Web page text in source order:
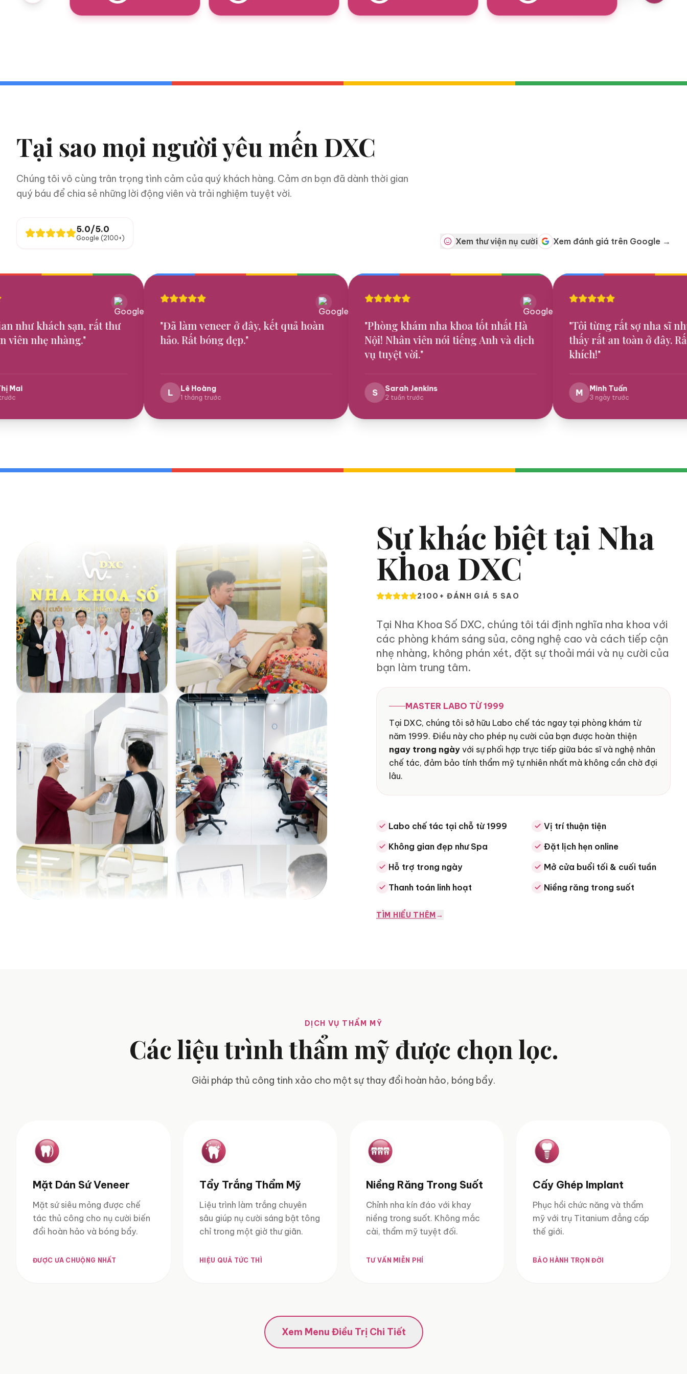
Tại sao mọi người yêu mến DXC
Chúng tôi vô cùng trân trọng tình cảm của quý khách hàng. Cảm ơn bạn đã dành thời gian
quý báu để chia sẻ những lời động viên và trải nghiệm tuyệt vời.
5.0/5.0
Google (2100+) Xem thư viện nụ cười Xem đánh giá trên Google →
rất thư
"
"Đã làm veneer ở đây, kết quả hoàn
hảo. Rất bóng đẹp."
"Phòng khám nha khoa tốt nhất Hà
Nội! Nhân viên nói tiếng Anh và dịch
Sarah Jenkins
"Tôi từng rất sợ nha sĩ nhưng cảm
thấy rất an toàn ở đây. Rất khuyến
Sự khác biệt tại Nha
Khoa DXC
2100+ ĐÁNH GIÁ 5 SAO
Tại Nha Khoa Số DXC, chúng tôi tái định nghĩa nha khoa với
các phòng khám sáng sủa, công nghệ cao và cách tiếp cận
nhẹ nhàng, không phán xét, đặt sự thoải mái và nụ cười của
bạn làm trung tâm.
MASTER LABO TỪ 1999
Tại DXC, chúng tôi sở hữu Labo chế tác ngay tại phòng khám từ
năm 1999. Điều này cho phép nụ cười của bạn được hoàn thiện
ngay trong ngày với sự phối hợp trực tiếp giữa bác sĩ và nghệ nhân
chế tác, đảm bảo tính thẩm mỹ tự nhiên nhất mà không cần chờ đợi
lâu.
Labo chế tác tại chỗ từ 1999
Vị trí thuận tiện
Không gian đẹp như Spa
Đặt lịch hẹn online
Hỗ trợ trong ngày
Mở cửa buổi tối & cuối tuần
Thanh toán linh hoạt
Niềng răng trong suốt
TÌM HIỂU THÊM→
DỊCH VỤ THẨM MỸ
Các liệu trình thẩm mỹ được chọn lọc.
Giải pháp thủ công tinh xảo cho một sự thay đổi hoàn hảo, bóng bẩy.
Mặt Dán Sứ Veneer
Mặt sứ siêu mỏng được chế
tác thủ công cho nụ cười biến
đổi hoàn hảo và bóng bẩy.
ĐƯỢC ƯA CHUỘNG NHẤT
Tẩy Trắng Thẩm Mỹ
Liệu trình làm trắng chuyên
sâu giúp nụ cười sáng bật tông
chỉ trong một giờ thư giãn.
HIỆU QUẢ TỨC THÌ
Niềng Răng Trong Suốt
Chỉnh nha kín đáo với khay
niềng trong suốt. Không mắc
cài, thẩm mỹ tuyệt đối.
TƯ VẤN MIỄN PHÍ
Cấy Ghép Implant
Phục hồi chức năng và thẩm
mỹ với trụ Titanium đẳng cấp
thế giới.
BẢO HÀNH TRỌN ĐỜI
Xem Menu Điều Trị Chi Tiết